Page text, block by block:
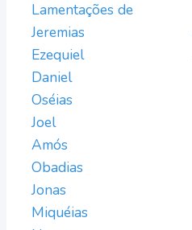
Lamentações de
Jeremias
Ezequiel
Daniel
Oséias
Joel
Amós
Obadias
Jonas
Miquéias